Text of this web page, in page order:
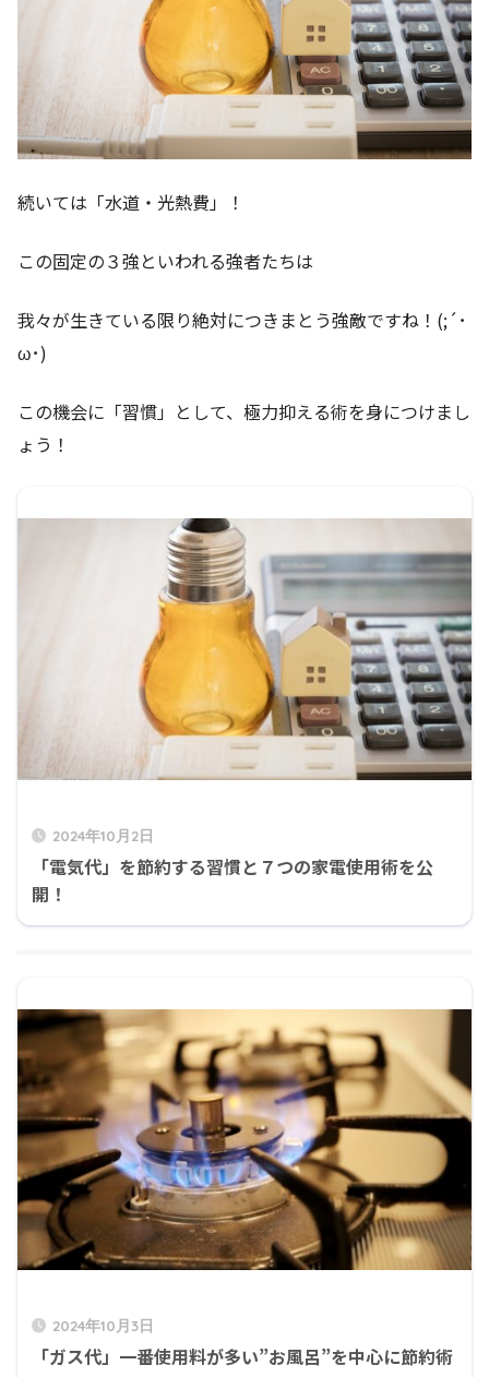
続いては「水道・光熱費」！
この固定の３強といわれる強者たちは
我々が生きている限り絶対につきまとう強敵ですね！(;´･
ω･)
この機会に「習慣」として、極力抑える術を身につけまし
ょう！
2024年10月2日
「電気代」を節約する習慣と７つの家電使用術を公
開！
2024年10月3日
「ガス代」一番使用料が多い”お風呂”を中心に節約術